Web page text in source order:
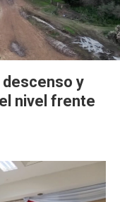
descenso y
nivel frente